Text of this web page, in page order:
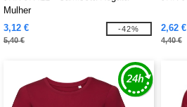
Mulher
3,12 €
5,40 €
-42% 2,62 €
4,40 €